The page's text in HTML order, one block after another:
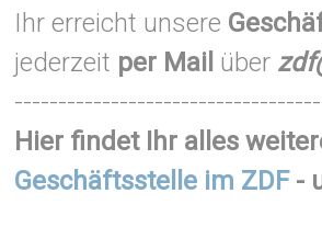
Ihr erreicht unsere
jederzeit per Mail über
Hier findet Ihr alles
Geschäftsstelle im ZDF-